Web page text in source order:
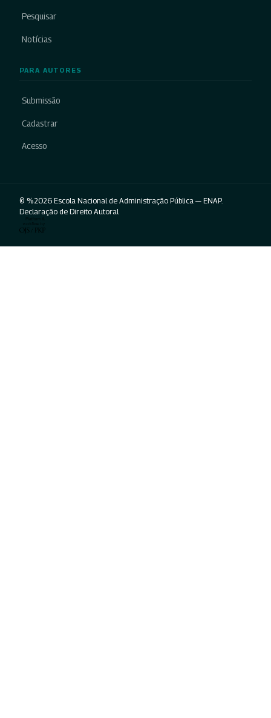
Pesquisar
Notícias
PARA AUTORES
Submissão
Cadastrar
Acesso
© %2026 Escola Nacional de Administração Pública — ENAP.
Declaração de Direito Autoral